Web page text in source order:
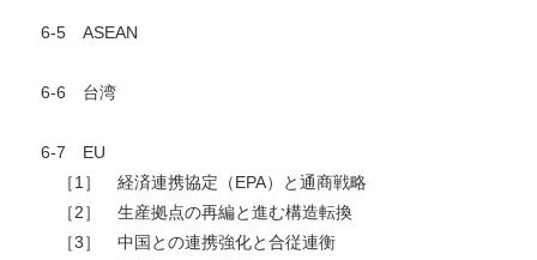
6-5 ASEAN
6-6 台湾
6-7 EU
［1］ 経済連携協定（EPA）と通商戦略
［2］ 生産拠点の再編と進む構造転換
［3］ 中国との連携強化と合従連衡